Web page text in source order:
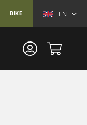
BIKE EN